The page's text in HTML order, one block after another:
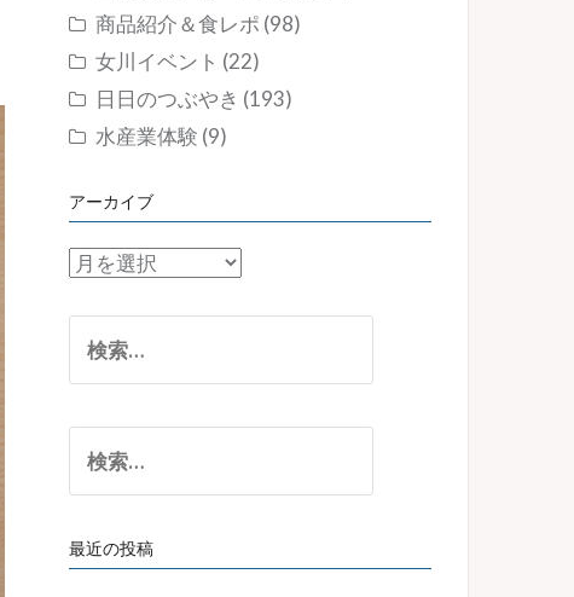
商品紹介＆食レポ (98)
女川イベント (22)
日日のつぶやき (193)
水産業体験 (9)
アーカイブ
ア
イ
ブ
索:
索:
最近の投稿